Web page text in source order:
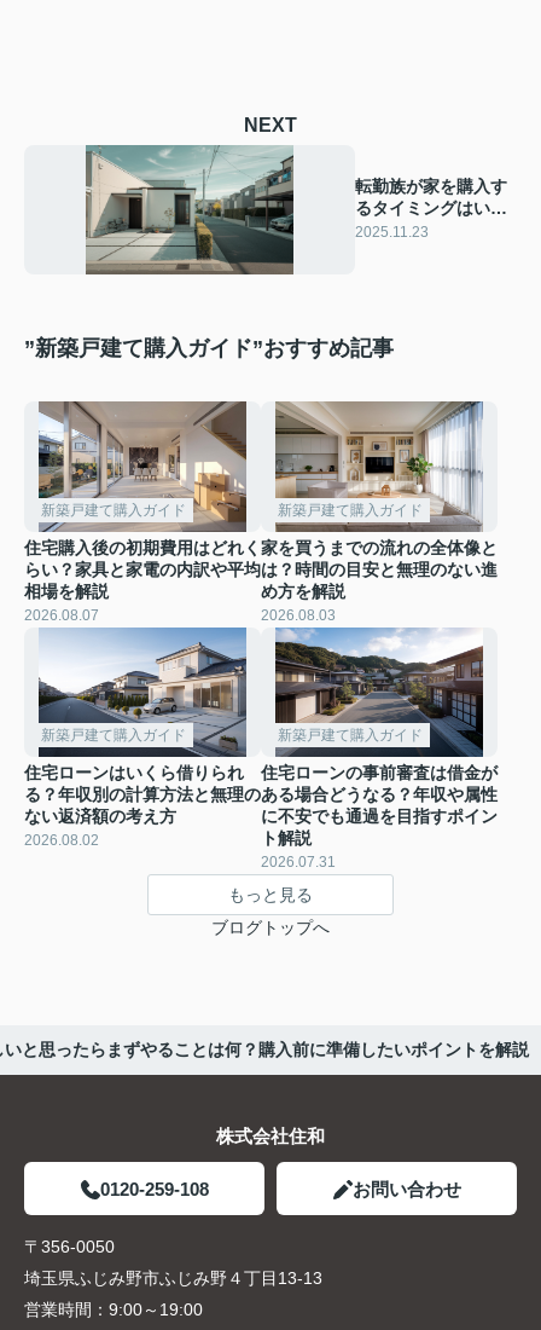
NEXT
転勤族が家を購入す
るタイミングはい
つ？失敗しない選び
2025.11.23
”新築戸建て購入ガイド”おすすめ記事
新築戸建て購入ガイド
住宅購入後の初期費用はどれく
らい？家具と家電の内訳や平均
相場を解説
2026.08.07
新築戸建て購入ガイド
家を買うまでの流れの全体像と
は？時間の目安と無理のない進
め方を解説
2026.08.03
新築戸建て購入ガイド
住宅ローンはいくら借りられ
る？年収別の計算方法と無理の
ない返済額の考え方
2026.08.02
新築戸建て購入ガイド
住宅ローンの事前審査は借金が
ある場合どうなる？年収や属性
に不安でも通過を目指すポイン
ト解説
2026.07.31
もっと見る
ブログトップへ
いと思ったらまずやることは何？購入前に準備したいポイントを解説
株式会社住和
0120-259-108 お問い合わせ
〒356-0050
埼玉県ふじみ野市ふじみ野４丁目13-13
営業時間： 9:00～19:00